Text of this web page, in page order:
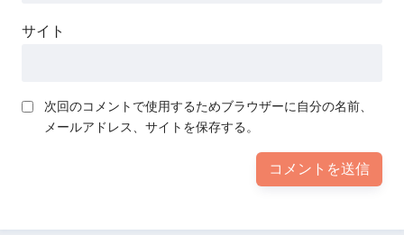
サイト
次回のコメントで使用するためブラウザーに自分の名前、
メールアドレス、サイトを保存する。